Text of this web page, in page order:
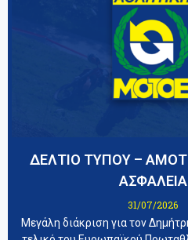
ΔΕΛΤΙΟ ΤΥΠΟΥ –
ΑΣΦΑΛΕΙΑ
31/07/2026
Μεγάλη διάκριση για τον